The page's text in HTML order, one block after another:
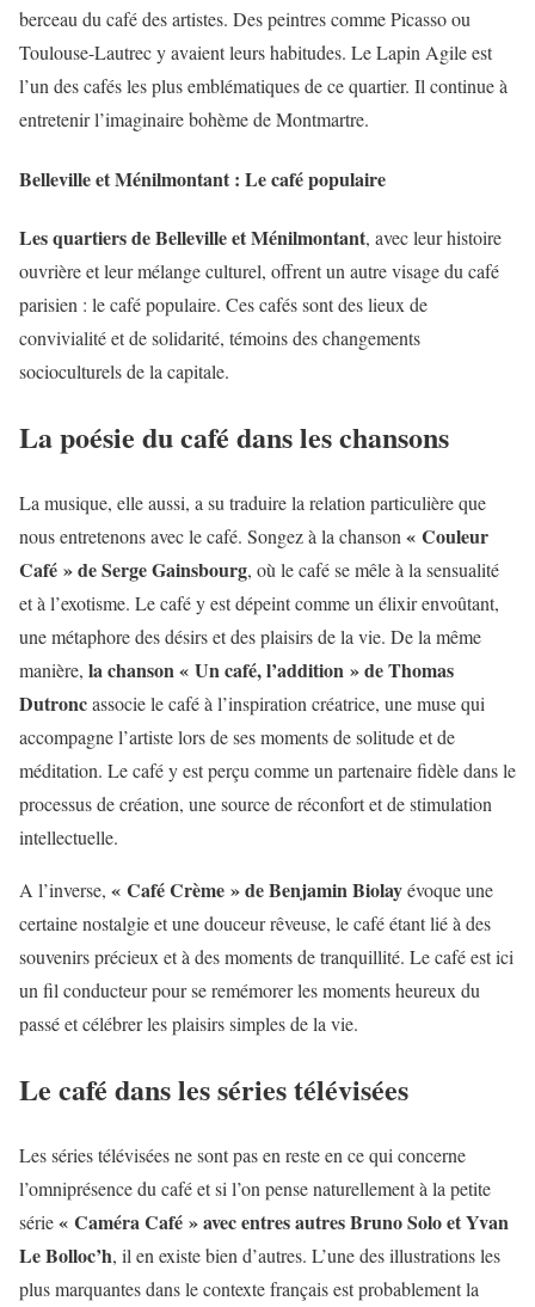
berceau du café des artistes. Des peintres comme Picasso ou
Toulouse-Lautrec y avaient leurs habitudes. Le Lapin Agile est
l’un des cafés les plus emblématiques de ce quartier. Il continue à
entretenir l’imaginaire bohème de Montmartre.
Belleville et Ménilmontant : Le café populaire
Les quartiers de Belleville et Ménilmontant, avec leur histoire
ouvrière et leur mélange culturel, offrent un autre visage du café
parisien : le café populaire. Ces cafés sont des lieux de
convivialité et de solidarité, témoins des changements
socioculturels de la capitale.
La poésie du café dans les chansons
La musique, elle aussi, a su traduire la relation particulière que
nous entretenons avec le café. Songez à la chanson « Couleur
Café » de Serge Gainsbourg, où le café se mêle à la sensualité
et à l’exotisme. Le café y est dépeint comme un élixir envoûtant,
une métaphore des désirs et des plaisirs de la vie. De la même
manière, la chanson « Un café, l’addition » de Thomas
Dutroncassocie le café à l’inspiration créatrice, une muse qui
accompagne l’artiste lors de ses moments de solitude et de
méditation. Le café y est perçu comme un partenaire fidèle dans le
processus de création, une source de réconfort et de stimulation
intellectuelle.
A l’inverse, « Café Crème » de Benjamin Biolayévoque une
certaine nostalgie et une douceur rêveuse, le café étant lié à des
souvenirs précieux et à des moments de tranquillité. Le café est ici
un fil conducteur pour se remémorer les moments heureux du
passé et célébrer les plaisirs simples de la vie.
Le café dans les séries télévisées
Les séries télévisées ne sont pas en reste en ce qui concerne
l’omniprésence du café et si l’on pense naturellement à la petite
série« Caméra Café » avec entres autres Bruno Solo et Yvan
Le Bolloc’h, il en existe bien d’autres. L’une des illustrations les
plus marquantes dans le contexte français est probablement la